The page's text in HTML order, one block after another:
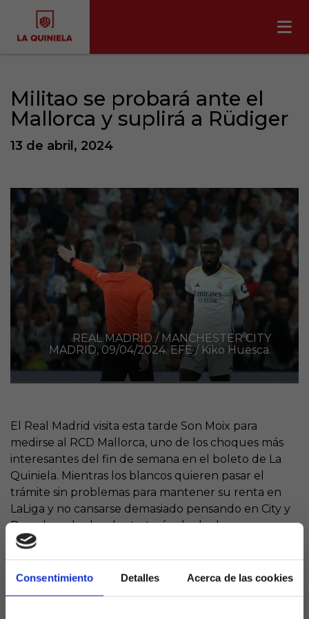
Consentimiento Detalles Acerca de las cookies
Militao se probará ante el
Mallorca y suplirá a Rüdiger
13 de abril, 2024
REAL MADRID / MANCHESTER CITY
MADRID, 09/04/2024. EFE / Kiko Huesca.
El Real Madrid visita esta tarde Son Moix para
medirse al RCD Mallorca, uno de los choques más
interesantes del fin de semana en el boleto de La
Quiniela. Mientras los blancos quieren pasar el
trámite sin problemas para mantener su renta en
LaLiga y no cansarse demasiado pensando en City y
Barcelona, los locales tratarán de dar la sorpresa
para sumar tres puntos que les acerquen a la
permanencia.
Para este partido, Ancelotti planea varias rotaciones